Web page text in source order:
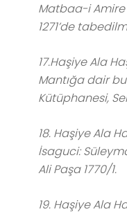
Matbaa-i Amire
1271’de
17.Haşiye Ala
Mantığa dair
Kütüphanesi,
18. Haşiye Ala
İsaguci:
Ali Paşa 1770/1.
19. Haşiye Ala